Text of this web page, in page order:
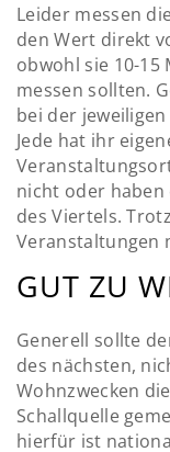
Leider messen
den Wert direkt
obwohl sie 10-15
messen sollten.
bei der
Jede hat ihr
nicht oder
des Viertels.
Veranstaltungen
GUT ZU
Generell sollte
des nächsten,
Wohnzwecken
Schallquelle
hierfür ist